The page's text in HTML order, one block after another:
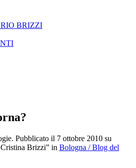
BRIZZI
Pubblicato il 7 ottobre 2010 su
Brizzi” in Bologna / Blog del